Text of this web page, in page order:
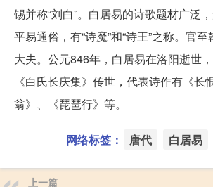
锡并称“刘白”。白居易的诗歌题材广泛
平易通俗，有“诗魔”和“诗王”之称。官
大夫。公元846年，白居易在洛阳逝世
《白氏长庆集》传世，代表诗作有《长
翁》、《琵琶行》等。
网络标签： 唐代 白居易
上一篇